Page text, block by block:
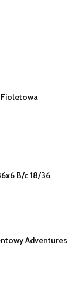
B/c 18/36
Adventures